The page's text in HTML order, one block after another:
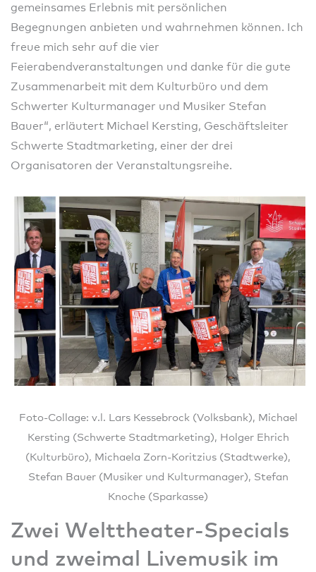
gemeinsames Erlebnis mit persönlichen
Begegnungen anbieten und wahrnehmen können. Ich
freue mich sehr auf die vier
Feierabendveranstaltungen und danke für die gute
Zusammenarbeit mit dem Kulturbüro und dem
Schwerter Kulturmanager und Musiker Stefan
Bauer“, erläutert Michael Kersting, Geschäftsleiter
Schwerte Stadtmarketing, einer der drei
Organisatoren der Veranstaltungsreihe.
Foto-Collage: v.l. Lars Kessebrock (Volksbank), Michael
Kersting (Schwerte Stadtmarketing), Holger Ehrich
(Kulturbüro), Michaela Zorn-Koritzius (Stadtwerke),
Stefan Bauer (Musiker und Kulturmanager), Stefan
Knoche (Sparkasse)
Zwei Welttheater-Specials
und zweimal Livemusik im